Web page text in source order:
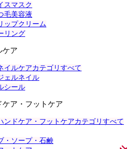
スマスク
毛美容液
ップクリーム
リング
ケア
イルケアカテゴリすべて
ェルネイル
シール
ア・フットケア
ンドケア・フットケアカテゴリすべて
・ソープ・石鹸